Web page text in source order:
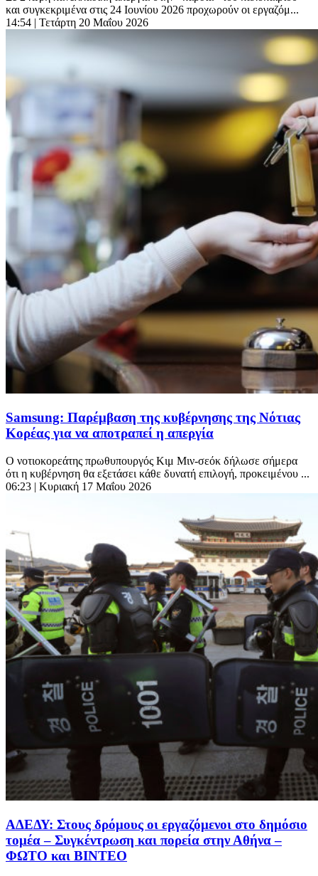
και συγκεκριμένα στις 24 Ιουνίου 2026 προχωρούν οι εργαζόμ...
14:54 | Τετάρτη 20 Μαΐου 2026
Samsung: Παρέμβαση της κυβέρνησης της Νότιας
Κορέας για να αποτραπεί η απεργία
Ο νοτιοκορεάτης πρωθυπουργός Κιμ Μιν-σεόκ δήλωσε σήμερα
ότι η κυβέρνηση θα εξετάσει κάθε δυνατή επιλογή, προκειμένου ...
06:23 | Κυριακή 17 Μαΐου 2026
ΑΔΕΔΥ: Στους δρόμους οι εργαζόμενοι στο δημόσιο
τομέα – Συγκέντρωση και πορεία στην Αθήνα –
ΦΩΤΟ και ΒΙΝΤΕΟ